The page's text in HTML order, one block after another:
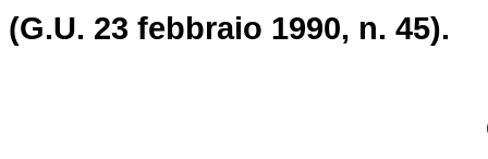
(G.U. 23 febbraio 1990, n. 45).